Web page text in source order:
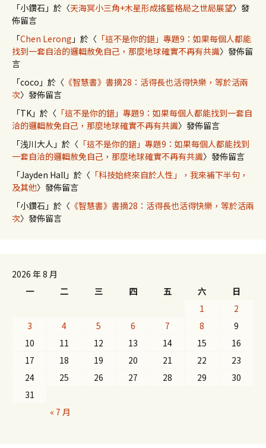
「小鑽石 」於〈天海冥小三角+木星形成搖籃格局之世局展望〉發
佈留言
「Chen Lerong 」於〈 「這不是你的錯」專題9：如果每個人都能
找到一套自洽的邏輯赦免自己，那麼地球確實不再有共識〉發佈留
言
「coco 」於〈 《智慧書》書摘28：活得長也活得快樂，等於活兩
次〉發佈留言
「TK」於〈 「這不是你的錯」專題9：如果每個人都能找到一套自
洽的邏輯赦免自己，那麼地球確實不再有共識〉發佈留言
「浅川大人 」於〈 「這不是你的錯」專題9：如果每個人都能找到
一套自洽的邏輯赦免自己，那麼地球確實不再有共識〉發佈留言
「Jayden Hall 」於〈 「科技始終來自於人性」，我來補下半句，
及其他〉發佈留言
「小鑽石 」於〈 《智慧書》書摘28：活得長也活得快樂，等於活兩
次〉發佈留言
2026 年 8 月
一
二 三 四 五 六
日
1
2
3
4 5 6 7 8
9
10
11 12 13 14 15
16
17
18 19 20 21 22
23
24
25 26 27 28 29
30
31
« 7 月